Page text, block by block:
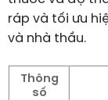
ráp và tối ưu
và nhà thầu.
Thông
số